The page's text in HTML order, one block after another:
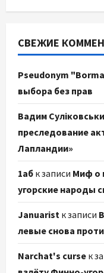
СВЕЖИЕ
Pseudonym
выбора без прав
Вадим
преследование
Лапландии»
1аб к записи Миф о
угорские народы
Januarist к записи
левые снова
Narchat's curse к